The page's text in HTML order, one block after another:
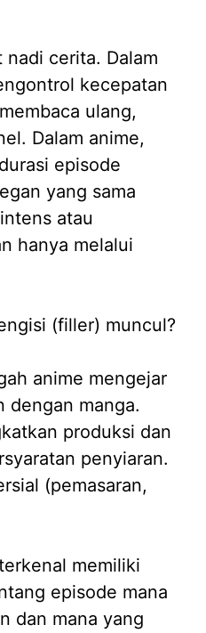
nadi cerita. Dalam
kecepatan
ulang,
Dalam anime,
episode
yang sama
atau
hanya melalui
(filler) muncul?
anime mengejar
dengan manga.
produksi dan
penyiaran.
(pemasaran,
memiliki
episode mana
dan mana yang